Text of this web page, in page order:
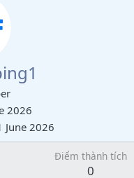
2026
June 2026
Điểm thành tích
0